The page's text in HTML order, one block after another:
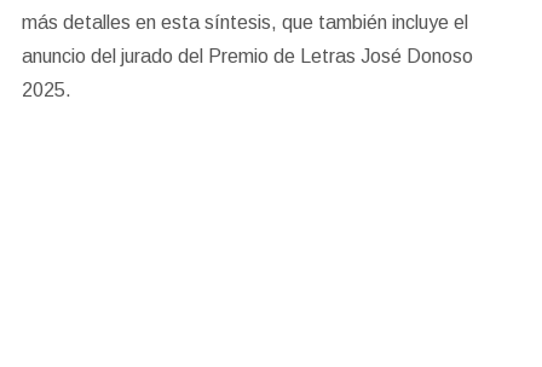
más detalles en esta síntesis, que también incluye el
anuncio del jurado del Premio de Letras José Donoso
2025.